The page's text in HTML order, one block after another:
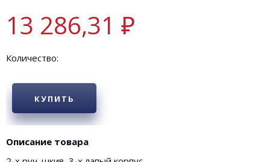
13 286,31 ₽
Количество:
КУПИТЬ
Описание товара